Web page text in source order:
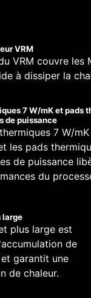
VRM
VRM couvre les
à dissiper la
7 W/mK et pads
de puissance
7 W/
les pads
de puissance
du
large
plus large est
de
garantit une
de chaleur.
PCB utilisée
totale avec
équipe de